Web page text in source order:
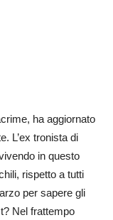
ha aggiornato
L’ex tronista di
in questo
rispetto a tutti
per sapere gli
Nel frattempo